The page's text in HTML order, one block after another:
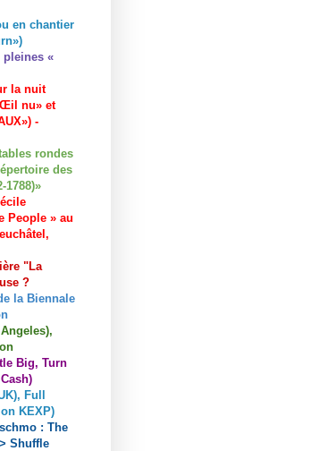
en chantier
pleines «
la nuit
nu» et
-
rondes
des
1788)»
People » au
"La
?
la Biennale
Big, Turn
Full
KEXP)
: The
Shuffle